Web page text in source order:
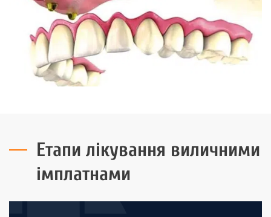
Етапи лікування виличними
імплатнами